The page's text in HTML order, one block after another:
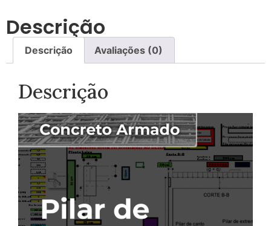
Descrição
Descrição Avaliações (0)
Descrição